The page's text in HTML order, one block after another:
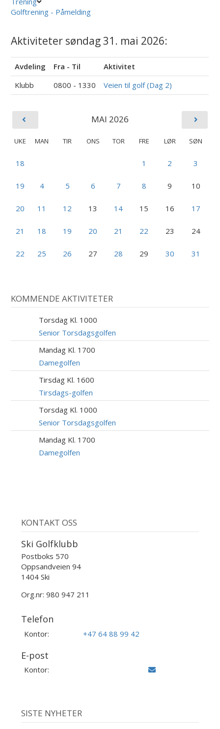
Golftrening - Påmelding
Aktiviteter søndag 31. mai 2026:
Avdeling Fra - Til
Aktivitet
Klubb
0800 - 1330 Veien til golf (Dag 2)
MAI 2026
UKE MAN TIR ONS TOR FRE LØR SØN
18 1 2 3
19 4 5 6 7 8 9 10
20 11 12 13 14 15 16 17
21 18 19 20 21 22 23 24
22 25 26 27 28 29 30 31
KOMMENDE AKTIVITETER
Torsdag Kl. 1000
Senior Torsdagsgolfen
Mandag Kl. 1700
Damegolfen
Tirsdag Kl. 1600
Tirsdags-golfen
Torsdag Kl. 1000
Senior Torsdagsgolfen
Mandag Kl. 1700
Damegolfen
KONTAKT OSS
Ski Golfklubb
Postboks 570
Oppsandveien 94
1404 Ski
Org.nr: 980 947 211
Telefon
Kontor: +47 64 88 99 42
E-post
Kontor:
SISTE NYHETER